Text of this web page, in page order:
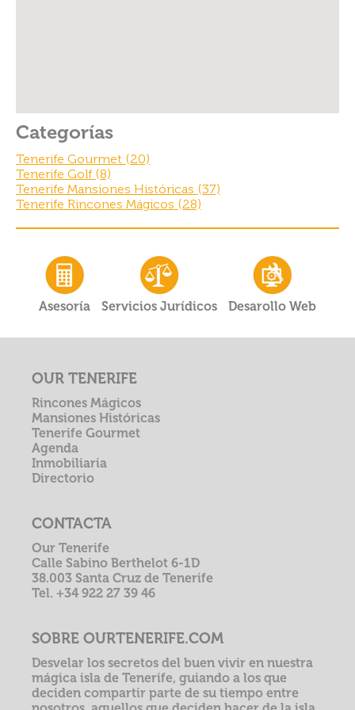
Categorías
Tenerife Gourmet (20)
Tenerife Golf (8)
Tenerife Mansiones Históricas (37)
Tenerife Rincones Mágicos (28)
Asesoría Servicios Jurídicos Desarollo Web
OUR TENERIFE
Rincones Mágicos
Mansiones Históricas
Tenerife Gourmet
Agenda
Inmobiliaria
Directorio
CONTACTA
Our Tenerife
Calle Sabino Berthelot 6-1D
38.003 Santa Cruz de Tenerife
Tel. +34 922 27 39 46
SOBRE OURTENERIFE.COM
Desvelar los secretos del buen vivir en nuestra
mágica isla de Tenerife, guiando a los que
deciden compartir parte de su tiempo entre